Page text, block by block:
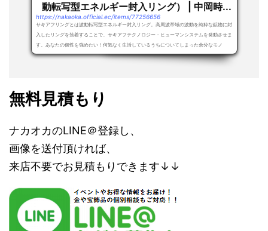
動転写型エネルギー封入リング） | 中岡時...
https://nakaoka.official.ec/items/77256656
サキアフリングとは波動転写型エネルギー封入リング。高周波帯域の波動を純粋な鉱物に封
入したリングを装着することで、サキアフテクノロジー・ヒューマンシステムを発動させま
す。あなたの個性を強めたい！何気なく生活しているうちについてしまった余分なモノ
（ノ...
無料見積もり
ナカオカのLINE＠登録し、
画像を送付頂ければ、
来店不要でお見積もりできます↓↓